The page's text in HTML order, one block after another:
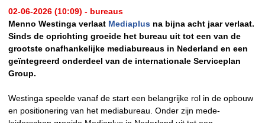
02-06-2026 (10:09) - bureaus
Menno Westinga verlaat Mediaplus na bijna acht jaar verlaat.
Sinds de oprichting groeide het bureau uit tot een van de
grootste onafhankelijke mediabureaus in Nederland en een
geïntegreerd onderdeel van de internationale Serviceplan
Group.
Westinga speelde vanaf de start een belangrijke rol in de opbouw
en positionering van het mediabureau. Onder zijn mede-